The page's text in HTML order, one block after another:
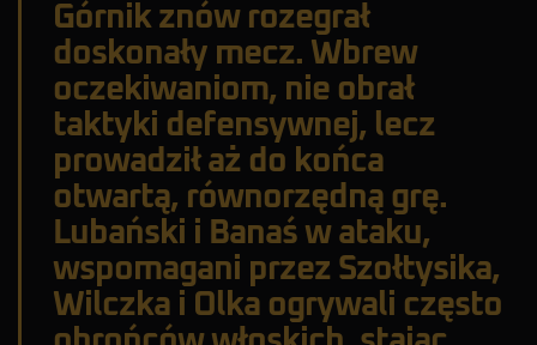
Górnik znów rozegrał
doskonały mecz. Wbrew
oczekiwaniom, nie obrał
taktyki defensywnej, lecz
prowadził aż do końca
otwartą, równorzędną grę.
Lubański i Banaś w ataku,
wspomagani przez Szołtysika,
Wilczka i Olka ogrywali często